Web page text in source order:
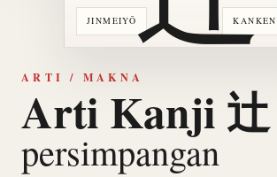
JINMEIYŌ
ARTI / MAKNA
Arti Kanji 辻
persimpangan